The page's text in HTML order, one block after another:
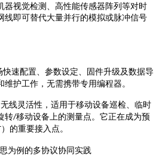
器视觉检测、高性能传感器阵列等对时
线即可替代大量并行的模拟或脉冲信号
快速配置、参数设定、固件升级及数据导
护工作，无需携带专用编程器。
无线灵活性，适用于移动设备巡检、临时
转/移动设备上的测量点。它正在成为预
）的重要接入点。
为例的多协议协同实践